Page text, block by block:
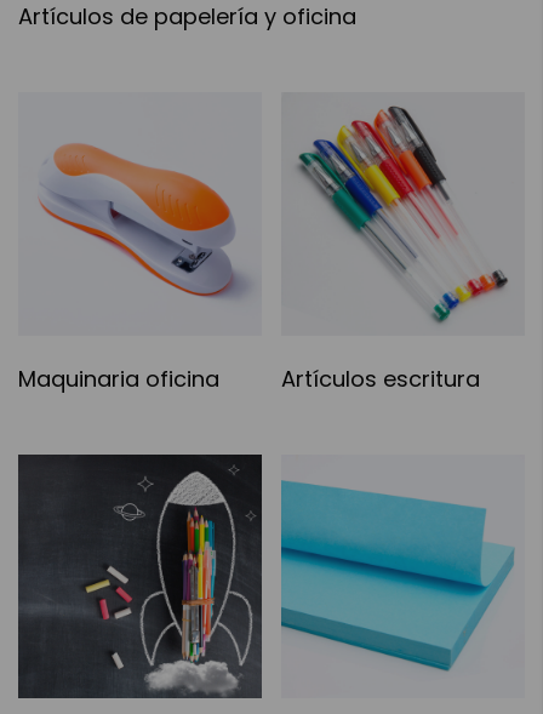
Artículos de papelería y oficina
Maquinaria oficina Artículos escritura